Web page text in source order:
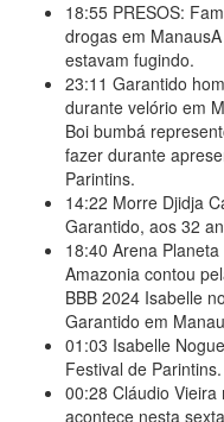
18:55 PRESOS:
drogas em
estavam fugindo.
23:11 Garantido
durante velório em
Boi bumbá
fazer durante
Parintins.
14:22 Morre Djidja
Garantido, aos 32
18:40 Arena
Amazonia contou
BBB 2024 Isabelle
Garantido em
01:03 Isabelle
Festival de Parintins.
00:28 Cláudio
acontece nesta